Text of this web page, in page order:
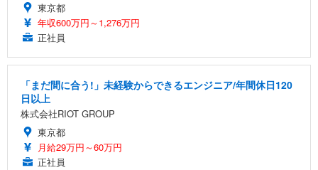
東京都
年収600万円～1,276万円
正社員
「まだ間に合う!」未経験からできるエンジニア/年間休日120
日以上
株式会社RIOT GROUP
東京都
月給29万円～60万円
正社員